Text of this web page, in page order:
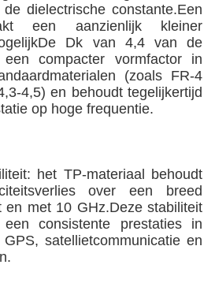
dielectrische constante.Een
een aanzienlijk kleiner
Dk van 4,4 van de
compacter vormfactor in
(zoals FR-4
4,5) en behoudt tegelijkertijd
op hoge frequentie.
het TP-materiaal behoudt
over een breed
en met 10 GHz.Deze stabiliteit
consistente prestaties in
satellietcommunicatie en